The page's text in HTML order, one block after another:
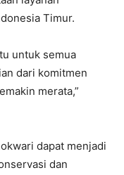
Timur.
untuk semua
dari komitmen
merata,”
dapat menjadi
dan